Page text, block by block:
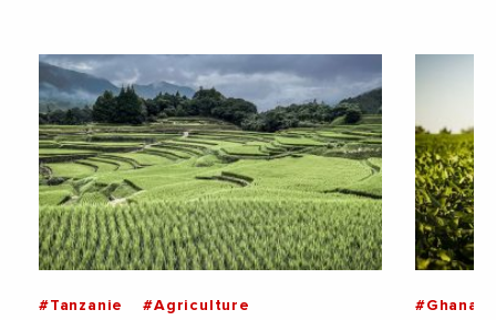
#Tanzanie
#Agriculture
#Ghana